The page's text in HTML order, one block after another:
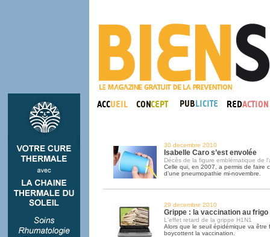
30 decembre 2010
Isabelle Caro s’est envolée
Décès de la figure emblématique de
Celle qui, en 2007, a permis de faire
d’une pneumopathie mi-novembre.
29 decembre 2010
Grippe : la vaccination au frigo
L'effet retard de la grippe H1N1
Alors que le seuil épidémique va être
boycottent la vaccination.